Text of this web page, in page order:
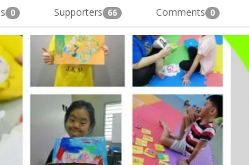
0 Supporters 66 Comments 0